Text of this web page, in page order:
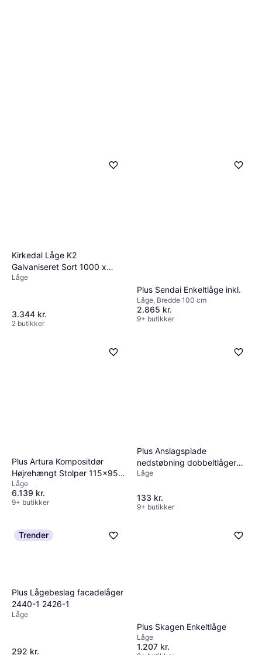
Kirkedal Låge K2
Galvaniseret Sort 1000 x
1800 mm
Låge
3.344 kr.
2 butikker
Plus Sendai Enkeltlåge inkl.
Låge, Bredde 100 cm
2.865 kr.
9+ butikker
Plus Artura Kompositdør
Højrehængt Stolper 115x95
cm
Låge
6.139 kr.
9+ butikker
Plus Anslagsplade
nedstøbning dobbeltlåger
2448-1
Låge
133 kr.
9+ butikker
Trender
Plus Lågebeslag facadelåger
2440-1 2426-1
Låge
292 kr.
Plus Skagen Enkeltlåge
Låge
1.207 kr.